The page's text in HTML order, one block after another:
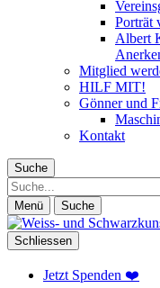
Porträt
Albert
Mitglied
HILF MIT!
Gönner und
Kontakt
Suche
Suche
Menü Suche
Schliessen
Jetzt Spenden ❤️